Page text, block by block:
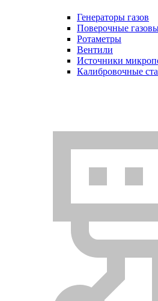
Генераторы газов
Поверочные
Ротаметры
Вентили
Источники
Калибровочные